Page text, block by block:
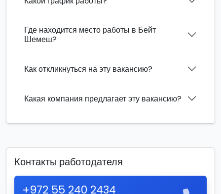
Где находится место работы в Бейт
Шемеш?
Как откликнуться на эту вакансию?
Какая компания предлагает эту вакансию?
Контакты работодателя
+972 55 240 2434